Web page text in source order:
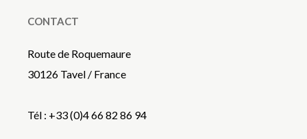
CONTACT
Route de Roquemaure
30126 Tavel / France
Tél : +33 (0)4 66 82 86 94